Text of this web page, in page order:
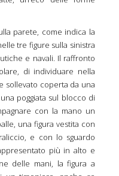
parete, come indica la
tre figure sulla sinistra
e navali. Il raffronto
di individuare nella
sollevato coperta da una
poggiata sul blocco di
con la mano un
una figura vestita con
e con lo sguardo
più in alto e
delle mani, la figura a